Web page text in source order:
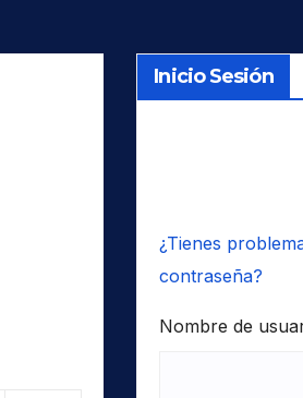
Inicio Sesión
¿Tienes
contraseña?
Nombre de